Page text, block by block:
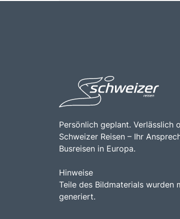
Persönlich geplant. Verlässlich
Schweizer Reisen – Ihr
Busreisen in Europa.
Hinweise
Teile des Bildmaterials wurden
generiert.